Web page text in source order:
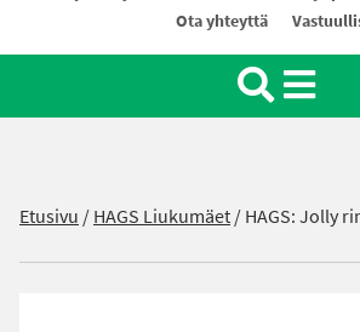
Ota yhteyttä
Etusivu /HAGS Liukumäet/HAGS: Jolly